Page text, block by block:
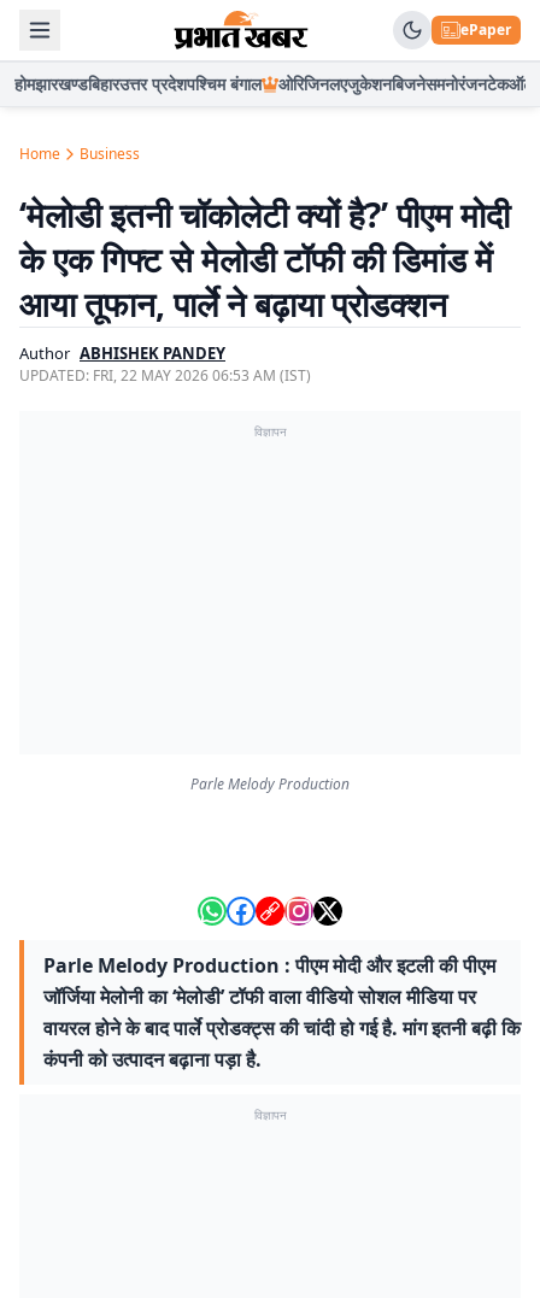
ePaper
होमझारखण्डबिहारउत्तर प्रदेशपश्चिम बंगाल ओरिजिनलएजुकेशनबिजनेसमनोरंजनटेकऑटो
Home Business
‘मेलोडी इतनी चॉकोलेटी क्यों है?’ पीएम मोदी
के एक गिफ्ट से मेलोडी टॉफी की डिमांड में
आया तूफान, पार्ले ने बढ़ाया प्रोडक्शन
Author ABHISHEK PANDEY
UPDATED: FRI, 22 MAY 2026 06:53 AM (IST)
विज्ञापन
Parle Melody Production
Parle Melody Production : पीएम मोदी और इटली की पीएम
जॉर्जिया मेलोनी का ‘मेलोडी’ टॉफी वाला वीडियो सोशल मीडिया पर
वायरल होने के बाद पार्ले प्रोडक्ट्स की चांदी हो गई है. मांग इतनी बढ़ी कि
कंपनी को उत्पादन बढ़ाना पड़ा है.
विज्ञापन